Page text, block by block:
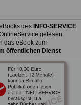
des INFO-SERVICE
gelesen
das eBook zum
öffentlichen Dienst